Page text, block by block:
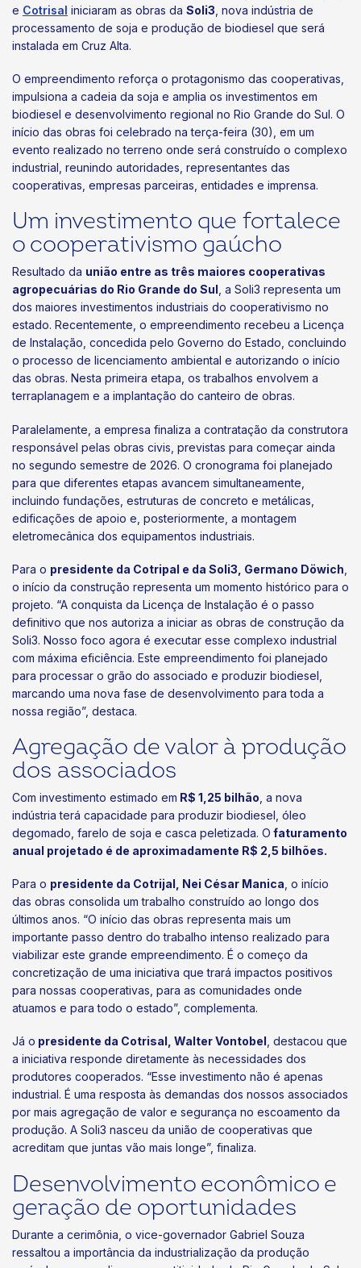
e Cotrisal iniciaram as obras da Soli3 , nova indústria de
processamento de soja e produção de biodiesel que será
instalada em Cruz Alta.
O empreendimento reforça o protagonismo das cooperativas,
impulsiona a cadeia da soja e amplia os investimentos em
biodiesel e desenvolvimento regional no Rio Grande do Sul. O
início das obras foi celebrado na terça-feira (30), em um
evento realizado no terreno onde será construído o complexo
industrial, reunindo autoridades, representantes das
cooperativas, empresas parceiras, entidades e imprensa.
Um investimento que fortalece
o cooperativismo gaúcho
Resultado da união entre as três maiores cooperativas
agropecuárias do Rio Grande do Sul , a Soli3 representa um
dos maiores investimentos industriais do cooperativismo no
estado. Recentemente, o empreendimento recebeu a Licença
de Instalação, concedida pelo Governo do Estado, concluindo
o processo de licenciamento ambiental e autorizando o início
das obras. Nesta primeira etapa, os trabalhos envolvem a
terraplanagem e a implantação do canteiro de obras.
Paralelamente, a empresa finaliza a contratação da construtora
responsável pelas obras civis, previstas para começar ainda
no segundo semestre de 2026. O cronograma foi planejado
para que diferentes etapas avancem simultaneamente,
incluindo fundações, estruturas de concreto e metálicas,
edificações de apoio e, posteriormente, a montagem
eletromecânica dos equipamentos industriais.
Para o presidente da Cotripal e da Soli3, Germano Döwich
o início da construção representa um momento histórico para o
projeto. “A conquista da Licença de Instalação é o passo
definitivo que nos autoriza a iniciar as obras de construção da
Soli3. Nosso foco agora é executar esse complexo industrial
com máxima eficiência. Este empreendimento foi planejado
para processar o grão do associado e produzir biodiesel,
marcando uma nova fase de desenvolvimento para toda a
nossa região”, destaca.
Agregação de valor à produção
dos associados
Com investimento estimado em R$ 1,25 bilhão , a nova
indústria terá capacidade para produzir biodiesel, óleo
degomado, farelo de soja e casca peletizada. O faturamento
anual projetado é de aproximadamente R$ 2,5 bilhões.
Para o presidente da Cotrijal, Nei César Manica , o início
das obras consolida um trabalho construído ao longo dos
últimos anos. “O início das obras representa mais um
importante passo dentro do trabalho intenso realizado para
viabilizar este grande empreendimento. É o começo da
concretização de uma iniciativa que trará impactos positivos
para nossas cooperativas, para as comunidades onde
atuamos e para todo o estado”, complementa.
Já o presidente da Cotrisal, Walter Vontobel , destacou que
a iniciativa responde diretamente às necessidades dos
produtores cooperados. “Esse investimento não é apenas
industrial. É uma resposta às demandas dos nossos associados
por mais agregação de valor e segurança no escoamento da
produção. A Soli3 nasceu da união de cooperativas que
acreditam que juntas vão mais longe”, finaliza.
Desenvolvimento econômico e
geração de oportunidades
Durante a cerimônia, o vice-governador Gabriel Souza
ressaltou a importância da industrialização da produção